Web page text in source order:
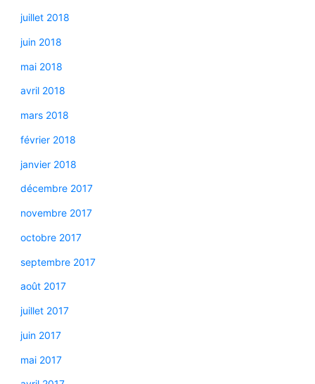
juillet 2018
juin 2018
mai 2018
avril 2018
mars 2018
février 2018
janvier 2018
décembre 2017
novembre 2017
octobre 2017
septembre 2017
août 2017
juillet 2017
juin 2017
mai 2017